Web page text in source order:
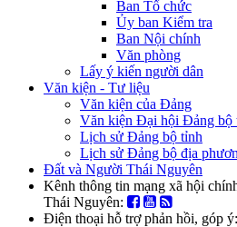
Ban Tổ chức
Ủy ban Kiểm tra
Ban Nội chính
Văn phòng
Lấy ý kiến người dân
Văn kiện - Tư liệu
Văn kiện của Đảng
Văn kiện Đại hội Đảng bộ
Lịch sử Đảng bộ tỉnh
Lịch sử Đảng bộ địa
Đất và Người Thái Nguyên
Kênh thông tin mạng xã hội
Thái Nguyên:
Điện thoại hỗ trợ phản hồi, góp ý: